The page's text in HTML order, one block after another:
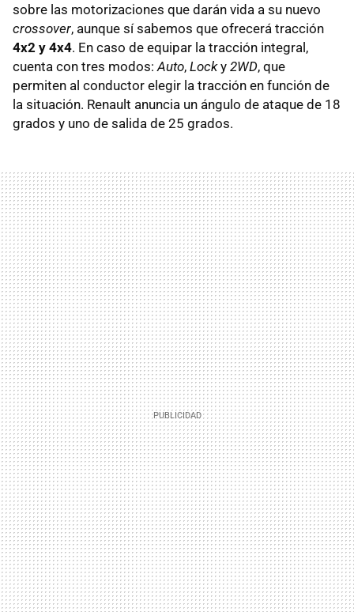
sobre las motorizaciones que darán vida a su nuevo
crossover, aunque sí sabemos que ofrecerá tracción
4x2 y 4x4. En caso de equipar la tracción integral,
cuenta con tres modos: Auto, Locky 2WD, que
permiten al conductor elegir la tracción en función de
la situación. Renault anuncia un ángulo de ataque de 18
grados y uno de salida de 25 grados.